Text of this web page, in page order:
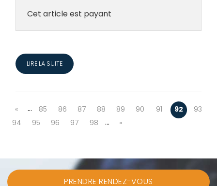
Cet article est payant
LIRE LA SUITE
« … 85 86 87 88 89 90 91 92
93
94
95 96 97 98 … »
PRENDRE RENDEZ-VOUS